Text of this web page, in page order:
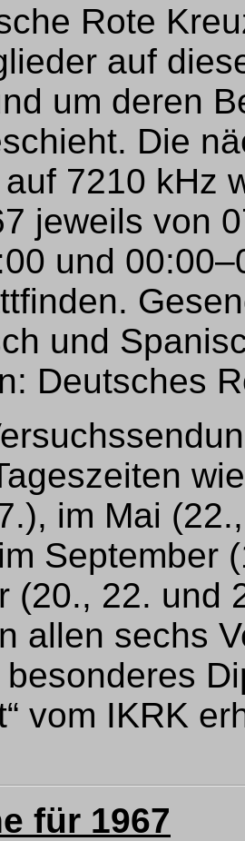
Rote
auf
um deren
Die
7210 kHz
jeweils von
und
und
Deutsches
im Mai
September
(20., 22. und
allen sechs
vom IKRK
für 1967